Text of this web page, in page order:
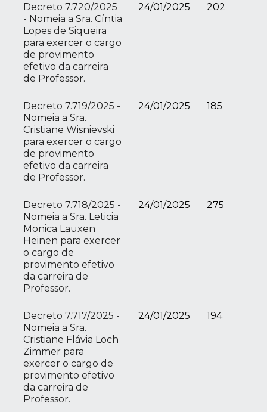
Decreto 7.720/2025
- Nomeia a Sra. Cíntia
Lopes de Siqueira
para exercer o cargo
de provimento
efetivo da carreira
de Professor.
24/01/2025 202
Decreto 7.719/2025 -
Nomeia a Sra.
Cristiane Wisnievski
para exercer o cargo
de provimento
efetivo da carreira
de Professor.
24/01/2025 185
Decreto 7.718/2025 -
Nomeia a Sra. Leticia
Monica Lauxen
Heinen para exercer
o cargo de
provimento efetivo
da carreira de
Professor.
24/01/2025 275
Decreto 7.717/2025 -
Nomeia a Sra.
Cristiane Flávia Loch
Zimmer para
exercer o cargo de
provimento efetivo
da carreira de
Professor.
24/01/2025 194